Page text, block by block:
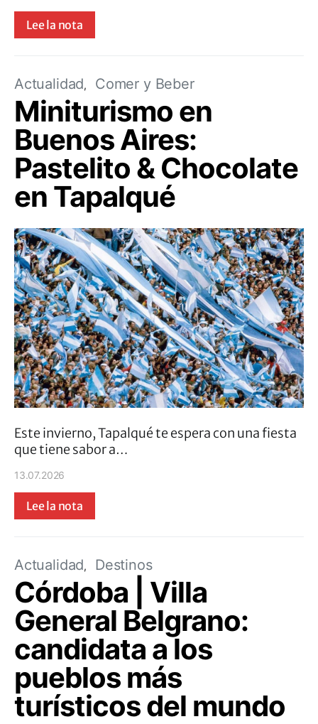
Lee la nota
Actualidad Comer y Beber
Miniturismo en
Buenos Aires:
Pastelito & Chocolate
en Tapalqué
Este invierno, Tapalqué te espera con una fiesta
que tiene sabor a…
13.07.2026
Lee la nota
Actualidad Destinos
Córdoba | Villa
General Belgrano:
candidata a los
pueblos más
turísticos del mundo